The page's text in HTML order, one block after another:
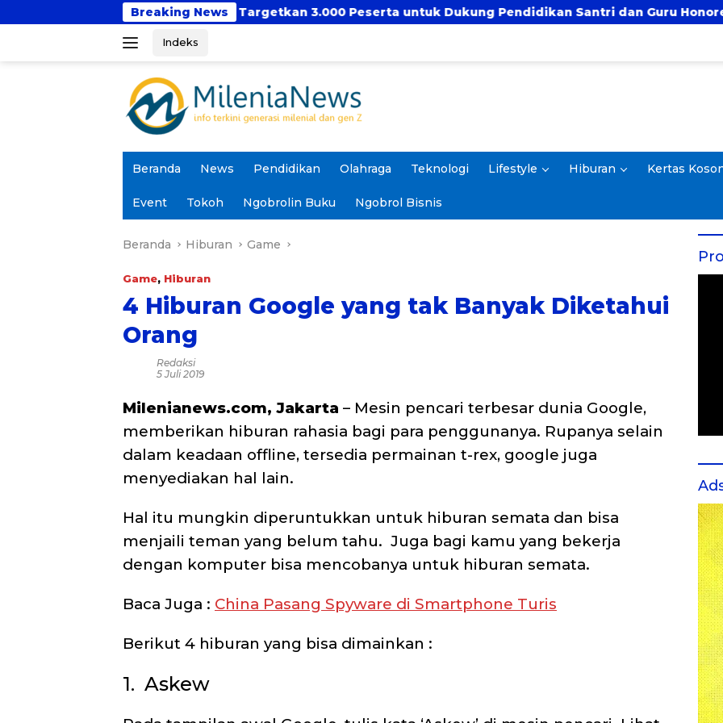
ke
Breaking News
Kembali, Targetkan 3.000 Peserta untuk Dukung Pendidikan Santri dan Guru Honorer Prof.
Indeks
Beranda News Pendidikan Olahraga Teknologi Lifestyle Hiburan Kertas
Event Tokoh Ngobrolin Buku Ngobrol Bisnis
Beranda Hiburan Game
Game, Hiburan
4 Hiburan Google yang tak Banyak Diketahui
Orang
Redaksi
5 Juli 2019
Milenianews.com, Jakarta – Mesin pencari terbesar dunia Google,
memberikan hiburan rahasia bagi para penggunanya. Rupanya selain
dalam keadaan offline, tersedia permainan t-rex, google juga
menyediakan hal lain.
Hal itu mungkin diperuntukkan untuk hiburan semata dan bisa
menjaili teman yang belum tahu. Juga bagi kamu yang bekerja
dengan komputer bisa mencobanya untuk hiburan semata.
Baca Juga : China Pasang Spyware di Smartphone Turis
Berikut 4 hiburan yang bisa dimainkan :
1. Askew